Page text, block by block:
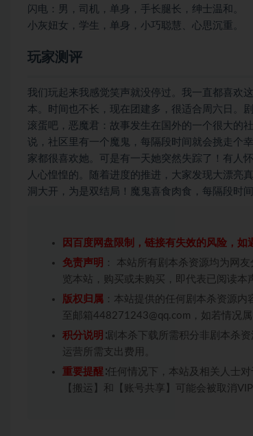
闪电：男，司机，单身，手长腿长，绅士温和。
小灰妞女，学生，单身，小巧聪慧、心思沉重。
玩家测评
我们玩起来我感觉笑声就没停过。我一直都喜欢
本。时间也不长，现在团建多，很适合周六日。
滚蛋吧，恶魔君：故事发生在国外的一个很大的
说，社区里有一个魔鬼，每隔段时间就会挑走个
家都很喜欢她。可是有一天她突然失踪了！有人
人心惶惶的。随着进度的推进，大家发现大漂亮
洞大开，为是双结局！魔鬼喜食肉食，每隔段时
因百度网盘限制，链接有失效的风险，
免责声明 ： 本站所有剧本杀资源均为网
览本站，购买或未购买，即代表已阅读本
版权归属 ：本站提供的任何剧本杀资源
至邮箱448271243@qq.com，如若情况
积分说明 ∶剧本杀下载所需积分非剧本杀
运营所需支出费用。
重要提醒 ∶任何情况下，本站及相关人士
【搬运】和【账号共享】可能会被取消